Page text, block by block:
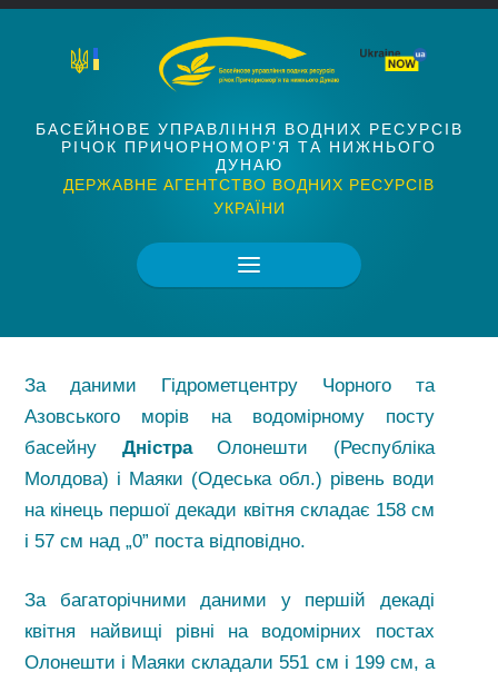
БАСЕЙНОВЕ УПРАВЛІННЯ ВОДНИХ РЕСУРСІВ
РІЧОК ПРИЧОРНОМОР'Я ТА НИЖНЬОГО
ДУНАЮ
ДЕРЖАВНЕ АГЕНТСТВО ВОДНИХ РЕСУРСІВ
УКРАЇНИ
За даними Гідрометцентру Чорного та
Азовського морів на водомірному посту
басейну ДністраОлонешти (Республіка
Молдова) і Маяки (Одеська обл.) рівень води
на кінець першої декади квітня складає 158 см
і 57 см над „0” поста відповідно.
За багаторічними даними у першій декаді
квітня найвищі рівні на водомірних постах
Олонешти і Маяки складали 551 см і 199 см, а